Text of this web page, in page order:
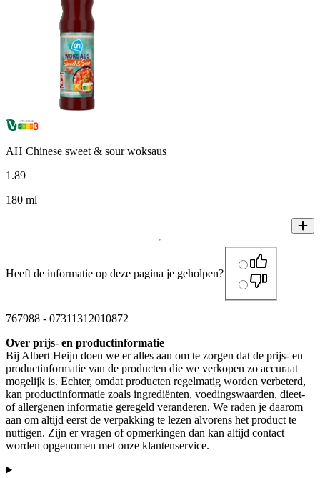
AH Chinese sweet & sour woksaus
1 .89
180 ml
Heeft de informatie op deze pagina je geholpen?
767988 - 07311312010872
Over prijs- en productinformatie
Bij Albert Heijn doen we er alles aan om te zorgen dat de prijs- en
productinformatie van de producten die we verkopen zo accuraat
mogelijk is. Echter, omdat producten regelmatig worden verbeterd,
kan productinformatie zoals ingrediënten, voedingswaarden, dieet-
of allergenen informatie geregeld veranderen. We raden je daarom
aan om altijd eerst de verpakking te lezen alvorens het product te
nuttigen. Zijn er vragen of opmerkingen dan kan altijd contact
worden opgenomen met onze klantenservice.